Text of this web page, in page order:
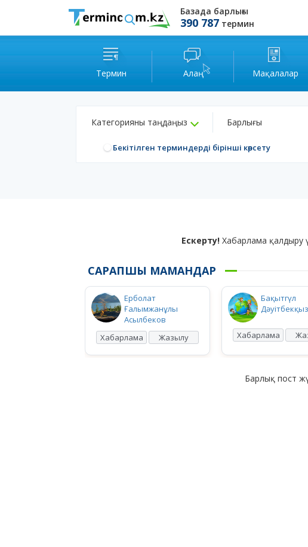
Базада барлығы
390 787 термин
Термин Алаң Мақалалар
Категорияны таңдаңыз Барлығы
Бекітілген терминдерді бірінші көрсету
Ескерту! Хабарлама қалдыру
САРАПШЫ МАМАНДАР
Ерболат
Ғалымжанұлы
Асылбеков
Хабарлама
Жазылу
Бақытгүл
Хабарлама
Барлық пост